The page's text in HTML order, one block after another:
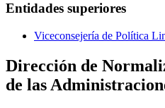
Entidades superiores
Viceconsejería de Política
Dirección de
de las